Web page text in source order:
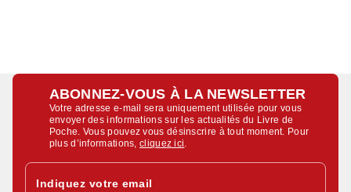
ABONNEZ-VOUS À LA NEWSLETTER
Votre adresse e-mail sera uniquement utilisée pour vous
envoyer des informations sur les actualités du Livre de
Poche. Vous pouvez vous désinscrire à tout moment. Pour
plus d’informations,cliquez ici
Indiquez votre email